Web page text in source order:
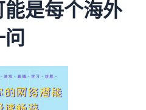
是每个海外